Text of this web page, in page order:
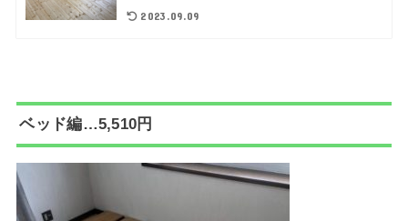
2023.09.09
ベッド編…5,510円